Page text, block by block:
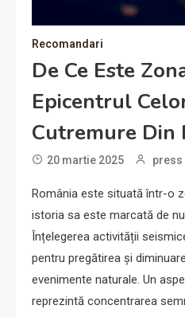
Recomandari
De Ce Este
Epicentrul
Cutremure Din
20 martie 2025 press
România este situată într-o
istoria sa este marcată de
Înțelegerea activității
pentru pregătirea și
evenimente naturale. Un
reprezintă concentrarea